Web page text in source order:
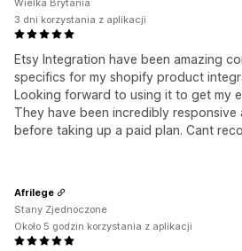
Etsy Integration have been amazing
specifics for my shopify product
Looking forward to using it to get my
They have been incredibly responsive
before taking up a paid plan. Cant
Wielka Brytania
3 dni korzystania z aplikacji
Afrilege
Stany Zjednoczone
Około 5 godzin korzystania z aplikacji